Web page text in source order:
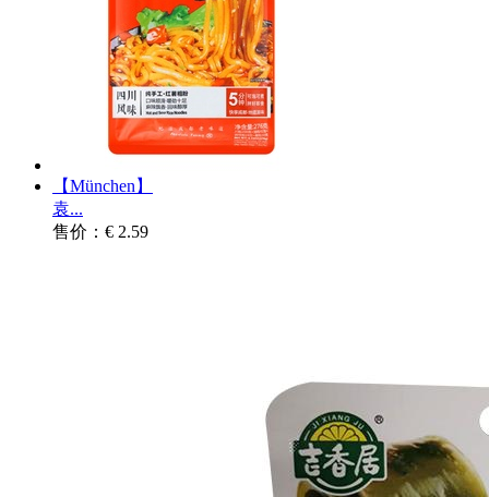
【München】
袁...
售价：€ 2.59